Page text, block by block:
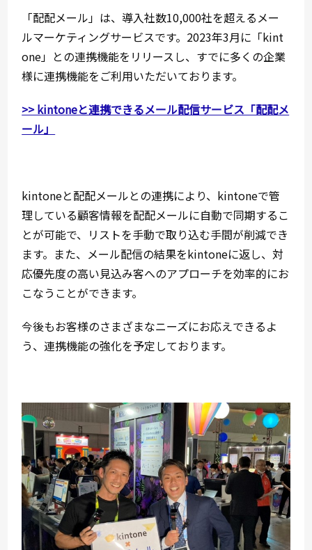
「配配メール」は、導入社数10,000社を超えるメー
ルマーケティングサービスです。2023年3月に「kint
one」との連携機能をリリースし、すでに多くの企業
様に連携機能をご利用いただいております。
>> kintoneと連携できるメール配信サービス「配配メ
ール」
kintoneと配配メールとの連携により、kintoneで管
理している顧客情報を配配メールに自動で同期するこ
とが可能で、リストを手動で取り込む手間が削減でき
ます。また、メール配信の結果をkintoneに返し、対
応優先度の高い見込み客へのアプローチを効率的にお
こなうことができます。
今後もお客様のさまざまなニーズにお応えできるよ
う、連携機能の強化を予定しております。